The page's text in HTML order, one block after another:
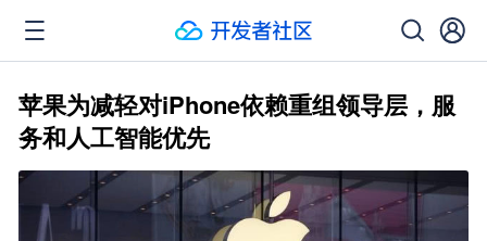
苹果为减轻对iPhone依赖重组领导层，服
务和人工智能优先